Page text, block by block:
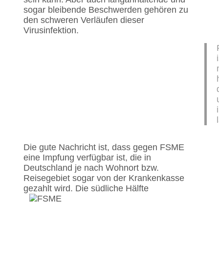
sogar bleibende Beschwerden gehören zu
den schweren Verläufen dieser
Virusinfektion.
Die gute Nachricht ist, dass gegen FSME
eine Impfung verfügbar ist, die in
Deutschland je nach Wohnort bzw.
Reisegebiet sogar von der Krankenkasse
gezahlt wird. Die südliche Hälfte